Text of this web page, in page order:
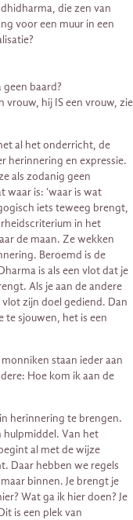
die zen van
voor een muur in een
baard?
vrouw, hij IS een vrouw, zie
al het onderricht, de
herinnering en expressie.
als zodanig geen
waar is: ‘waar is wat
iets teweeg brengt,
in het
de maan. Ze wekken
Beroemd is de
is als een vlot dat je
Als je aan de andere
zijn doel gediend. Dan
te sjouwen, het is een
staan ieder aan
Hoe kom ik aan de
herinnering te brengen.
hulpmiddel. Van het
al met de wijze
Daar hebben we regels
binnen. Je brengt je
Wat ga ik hier doen? Je
is een plek van